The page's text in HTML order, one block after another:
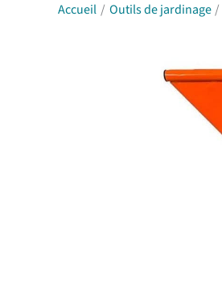
Accueil Outils de jardinage